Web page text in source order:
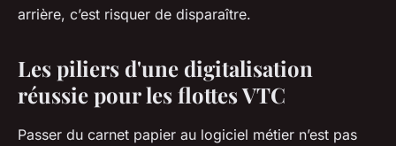
arrière, c’est risquer de disparaître.
Les piliers d'une digitalisation
réussie pour les flottes VTC
Passer du carnet papier au logiciel métier n’est pas